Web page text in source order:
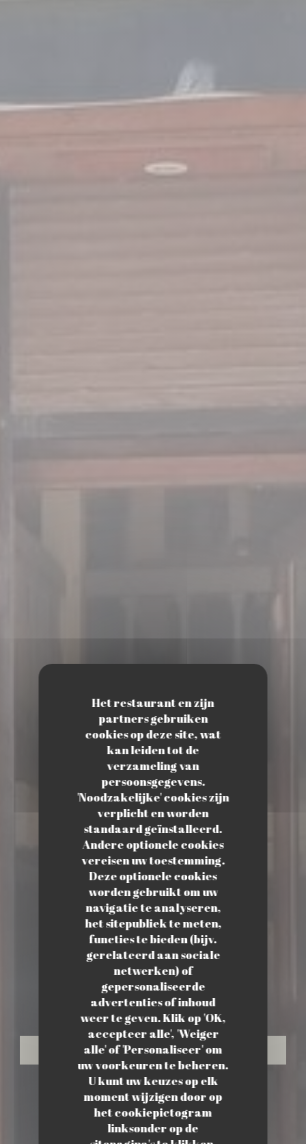
Het restaurant en zijn
partners gebruiken
cookies op deze site, wat
kan leiden tot de
verzameling van
persoonsgegevens.
'Noodzakelijke' cookies zijn
verplicht en worden
standaard geïnstalleerd.
Andere optionele cookies
vereisen uw toestemming.
Deze optionele cookies
worden gebruikt om uw
navigatie te analyseren,
het sitepubliek te meten,
functies te bieden (bijv.
gerelateerd aan sociale
netwerken) of
gepersonaliseerde
advertenties of inhoud
weer te geven. Klik op 'OK,
accepteer alle', 'Weiger
alle' of 'Personaliseer' om
uw voorkeuren te beheren.
U kunt uw keuzes op elk
moment wijzigen door op
het cookiepictogram
linksonder op de
BISTROT RESTAURANT•
Foo D Rink
RESERVEER EEN TAFEL
FOO D RINK